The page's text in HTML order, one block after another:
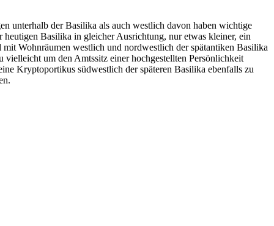
unterhalb der Basilika als auch westlich davon haben wichtige
Basilika in gleicher Ausrichtung, nur etwas kleiner, ein
Wohnräumen westlich und nordwestlich der spätantiken Basilika
vielleicht um den Amtssitz einer hochgestellten Persönlichkeit
Kryptoportikus südwestlich der späteren Basilika ebenfalls zu